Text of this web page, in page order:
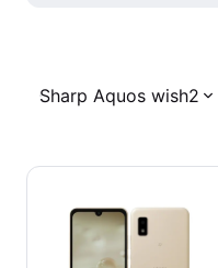
Sharp Aquos wish2